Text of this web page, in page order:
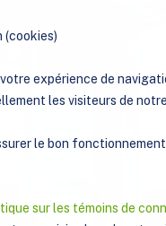
(cookies)
expérience de
les visiteurs de
le bon
sur les témoins de